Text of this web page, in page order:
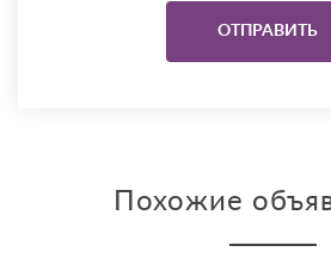
Похожие